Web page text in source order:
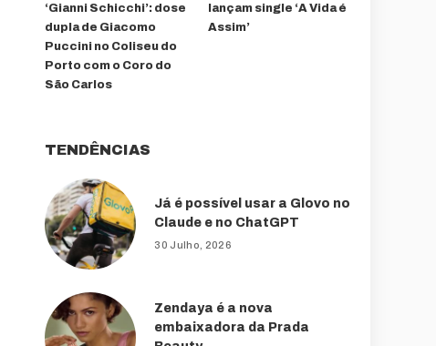
‘Gianni Schicchi’: dose
dupla de Giacomo
Puccini no Coliseu do
Porto com o Coro do
São Carlos
lançam single ‘A Vida é
Assim’
TENDÊNCIAS
Já é possível usar a Glovo no
Claude e no ChatGPT
30 Julho, 2026
Zendaya é a nova
embaixadora da Prada